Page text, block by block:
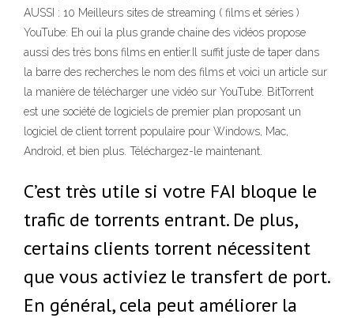
AUSSI : 10 Meilleurs sites de streaming ( films et séries )
YouTube: Eh oui la plus grande chaine des vidéos propose
aussi des très bons films en entier.Il suffit juste de taper dans
la barre des recherches le nom des films et voici un article sur
la manière de télécharger une vidéo sur YouTube. BitTorrent
est une société de logiciels de premier plan proposant un
logiciel de client torrent populaire pour Windows, Mac,
Android, et bien plus. Téléchargez-le maintenant.
C’est très utile si votre FAI bloque le
trafic de torrents entrant. De plus,
certains clients torrent nécessitent
que vous activiez le transfert de port.
En général, cela peut améliorer la